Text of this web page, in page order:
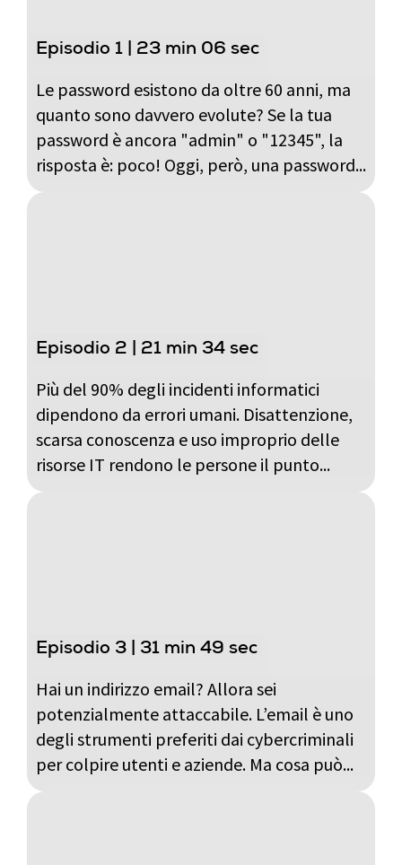
Episodio 1 | 23 min 06 sec
Le password esistono da oltre 60 anni, ma
quanto sono davvero evolute? Se la tua
password è ancora "admin" o "12345", la
risposta è: poco! Oggi, però, una password...
Episodio 2 | 21 min 34 sec
Più del 90% degli incidenti informatici
dipendono da errori umani. Disattenzione,
scarsa conoscenza e uso improprio delle
risorse IT rendono le persone il punto...
Episodio 3 | 31 min 49 sec
Hai un indirizzo email? Allora sei
potenzialmente attaccabile. L’email è uno
degli strumenti preferiti dai cybercriminali
per colpire utenti e aziende. Ma cosa può...